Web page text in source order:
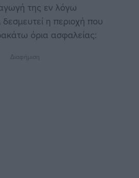
της εν λόγω
η περιοχή που
όρια ασφαλείας:
Διαφήμιση